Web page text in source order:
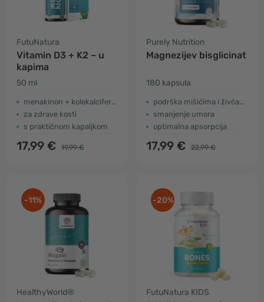
FutuNatura
Vitamin D3 + K2 – u
kapima
50 ml
menakinon + kolekalciferol
za zdrave kosti
s praktičnom kapaljkom
17,99 € 19,99 €
Purely Nutrition
Magnezijev bisglicinat
180 kapsula
podrška mišićima i živčanom sustavu
smanjenje umora
optimalna apsorpcija
17,99 € 22,99 €
-11%
HealthyWorld®
-20%
FutuNatura KIDS